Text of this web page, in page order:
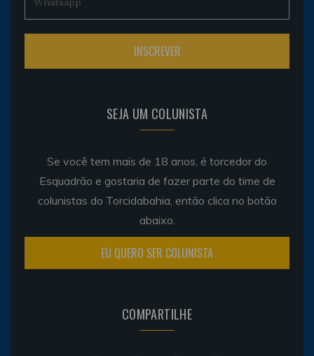
SEJA UM COLUNISTA
Se você tem mais de 18 anos, é torcedor do
Esquadrão e gostaria de fazer parte do time de
colunistas do Torcidabahia, então clica no botão
abaixo.
EU QUERO SER COLUNISTA
COMPARTILHE